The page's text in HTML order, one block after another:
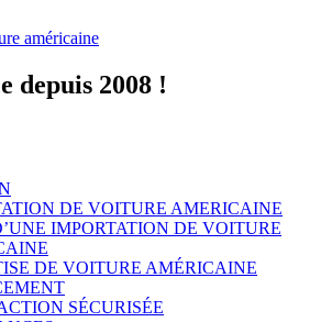
depuis 2008 !
DE VOITURE AMERICAINE
IMPORTATION DE VOITURE
DE VOITURE AMÉRICAINE
SÉCURISÉE